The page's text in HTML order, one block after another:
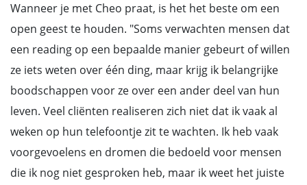
Wanneer je met Cheo praat, is het het beste om een
open geest te houden. "Soms verwachten mensen dat
een reading op een bepaalde manier gebeurt of willen
ze iets weten over één ding, maar krijg ik belangrijke
boodschappen voor ze over een ander deel van hun
leven. Veel cliënten realiseren zich niet dat ik vaak al
weken op hun telefoontje zit te wachten. Ik heb vaak
voorgevoelens en dromen die bedoeld voor mensen
die ik nog niet gesproken heb, maar ik weet het juiste